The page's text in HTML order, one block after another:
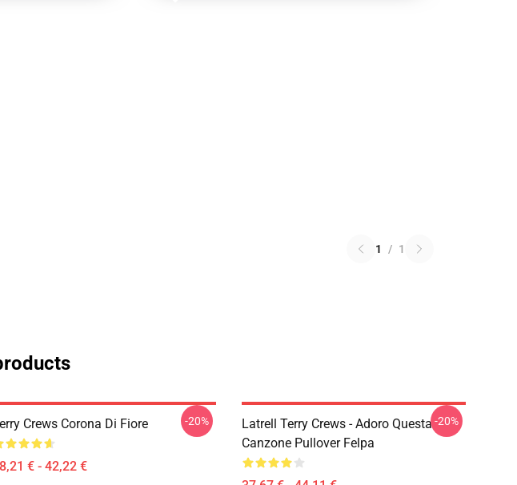
1 / 1
Crews Corona Di Fiore
€ - 42,22 €
-20%
Latrell Terry Crews - Adoro Questa
Canzone Pullover Felpa
-20%